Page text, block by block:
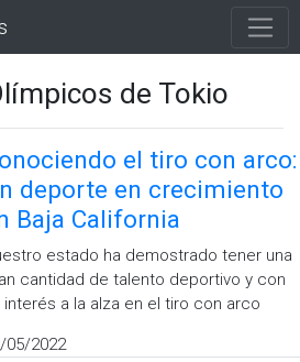
de Tokio
el tiro con arco:
deporte en crecimiento
Baja California
estado ha demostrado tener una
cantidad de talento deportivo y con
interés a la alza en el tiro con arco
05/2022